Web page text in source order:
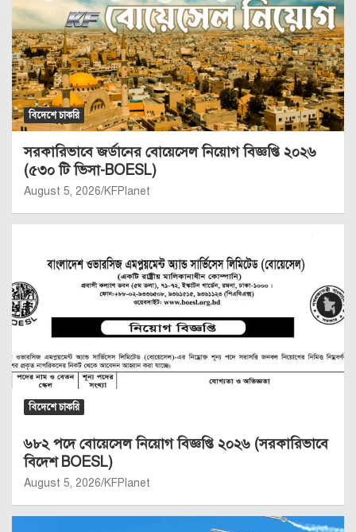
বিদেশে চাকরি
সরকারিভাবে জর্ডানের বোয়েসেল নিয়োগ বিজ্ঞপ্তি ২০২৬
(৫৩০ টি ভিসা-BOESL)
August 5, 2026 KFPlanet
বিদেশে চাকরি
৬৮২ পদে বোয়েসেল নিয়োগ বিজ্ঞপ্তি ২০২৬ (সরকারিভাবে
বিদেশ BOESL)
August 5, 2026 KFPlanet